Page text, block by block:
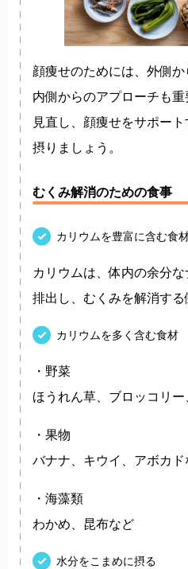
顔痩せのためには、外側か
内側からのアプローチも
見直し、顔痩せをサポー
摂りましょう。
むくみ解消のための食事
カリウムを豊富に含む食
カリウムは、体内の余分
排出し、むくみを解消する
カリウムを多く含む食材
・野菜
ほうれん草、ブロッコリ
・果物
バナナ、キウイ、アボカド
・海藻類
わかめ、昆布など
水分をこまめに摂る